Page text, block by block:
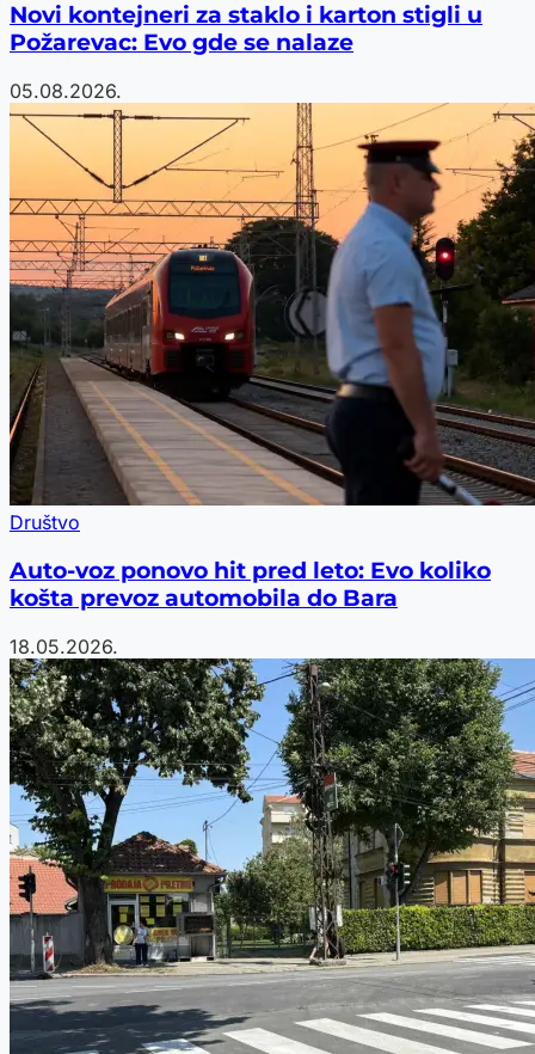
Novi kontejneri za staklo i karton stigli u
Požarevac: Evo gde se nalaze
05.08.2026.
Društvo
Auto-voz ponovo hit pred leto: Evo koliko
košta prevoz automobila do Bara
18.05.2026.